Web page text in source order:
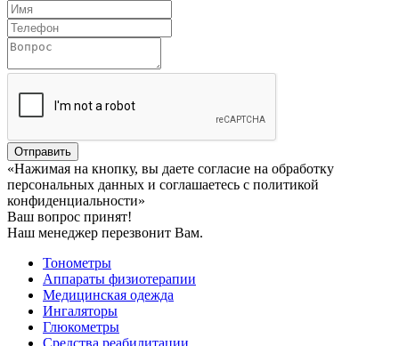
Отправить
«Нажимая на кнопку, вы даете согласие на обработку
персональных данных и соглашаетесь c политикой
конфиденциальности»
Ваш вопрос принят!
Наш менеджер перезвонит Вам.
Тонометры
Аппараты физиотерапии
Медицинская одежда
Ингаляторы
Глюкометры
Средства реабилитации